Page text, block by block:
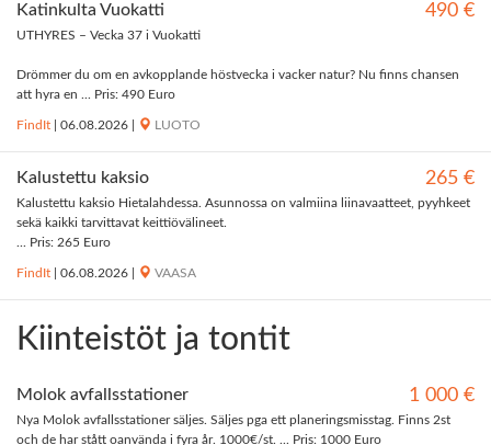
Katinkulta Vuokatti 490 €
UTHYRES – Vecka 37 i Vuokatti
Drömmer du om en avkopplande höstvecka i vacker natur? Nu finns chansen
att hyra en ... Pris: 490 Euro
FindIt 06.08.2026 LUOTO
Kalustettu kaksio 265 €
Kalustettu kaksio Hietalahdessa. Asunnossa on valmiina liinavaatteet, pyyhkeet
sekä kaikki tarvittavat keittiövälineet.
... Pris: 265 Euro
FindIt 06.08.2026 VAASA
Kiinteistöt ja tontit
Molok avfallsstationer 1 000 €
Nya Molok avfallsstationer säljes. Säljes pga ett planeringsmisstag. Finns 2st
och de har stått oanvända i fyra år. 1000€/st. ... Pris: 1000 Euro